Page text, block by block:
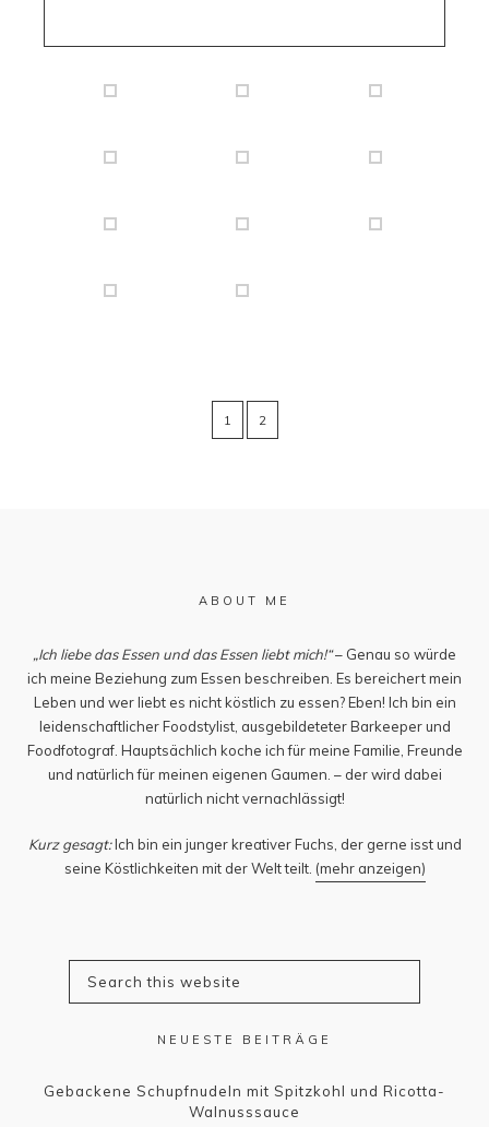
1 2
ABOUT ME
„Ich liebe das Essen und das Essen liebt mich!“– Genau so würde
ich meine Beziehung zum Essen beschreiben. Es bereichert mein
Leben und wer liebt es nicht köstlich zu essen? Eben! Ich bin ein
leidenschaftlicher Foodstylist, ausgebildeteter Barkeeper und
Foodfotograf. Hauptsächlich koche ich für meine Familie, Freunde
und natürlich für meinen eigenen Gaumen. – der wird dabei
natürlich nicht vernachlässigt!
Kurz gesagt:Ich bin ein junger kreativer Fuchs, der gerne isst und
seine Köstlichkeiten mit der Welt teilt. (mehr anzeigen)
NEUESTE BEITRÄGE
Gebackene Schupfnudeln mit Spitzkohl und Ricotta-
Walnusssauce